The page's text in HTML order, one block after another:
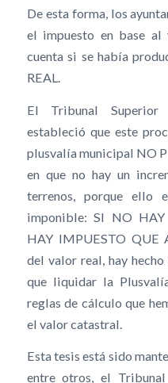
De esta forma, los
el impuesto en base al
cuenta si se había
REAL.
El Tribunal
estableció que este
plusvalía municipal NO
en que no hay un
terrenos, porque ello
imponible: SI NO
HAY IMPUESTO QUE
del valor real, hay
que liquidar la
reglas de cálculo que
el valor catastral.
Esta tesis está sido
entre otros, el